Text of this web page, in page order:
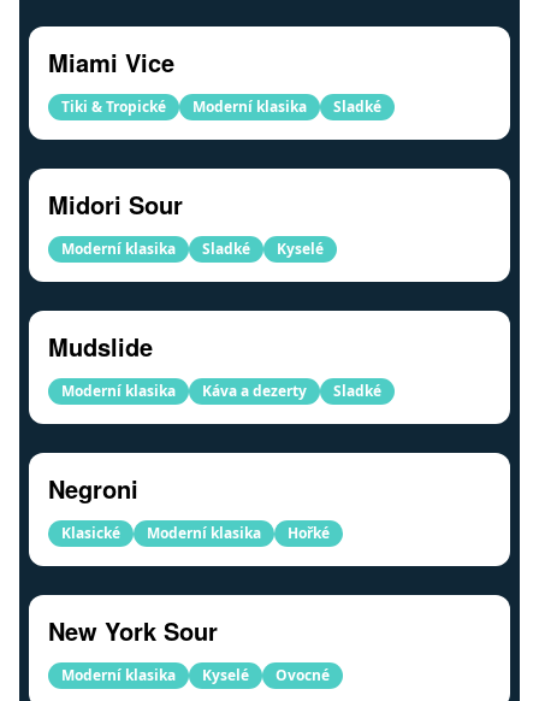
Miami Vice
Tiki & Tropické Moderní klasika Sladké
Midori Sour
Moderní klasika Sladké Kyselé
Mudslide
Moderní klasika Káva a dezerty Sladké
Negroni
Klasické Moderní klasika Hořké
New York Sour
Moderní klasika Kyselé Ovocné